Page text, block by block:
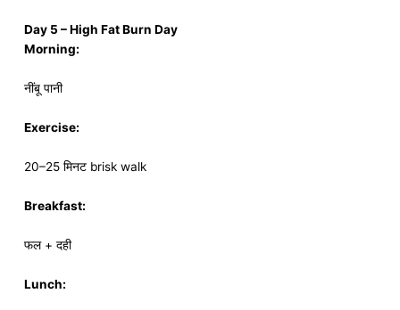
Day 5 – High Fat Burn Day
Morning:
नींबू पानी
Exercise:
20–25 मिनट brisk walk
Breakfast:
फल + दही
Lunch: